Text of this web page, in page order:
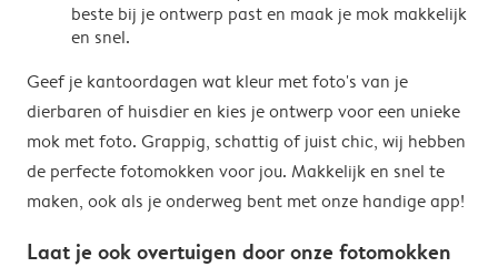
beste bij je ontwerp past en maak je mok makkelijk
en snel.
Geef je kantoordagen wat kleur met foto's van je
dierbaren of huisdier en kies je ontwerp voor een unieke
mok met foto. Grappig, schattig of juist chic, wij hebben
de perfecte fotomokken voor jou. Makkelijk en snel te
maken, ook als je onderweg bent met onze handige app!
Laat je ook overtuigen door onze fotomokken